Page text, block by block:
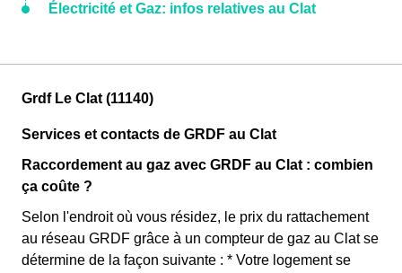
Électricité et Gaz: infos relatives au Clat
Grdf Le Clat (11140)
Services et contacts de GRDF au Clat
Raccordement au gaz avec GRDF au Clat : combien
ça coûte ?
Selon l'endroit où vous résidez, le prix du rattachement
au réseau GRDF grâce à un compteur de gaz au Clat se
détermine de la façon suivante : * Votre logement se